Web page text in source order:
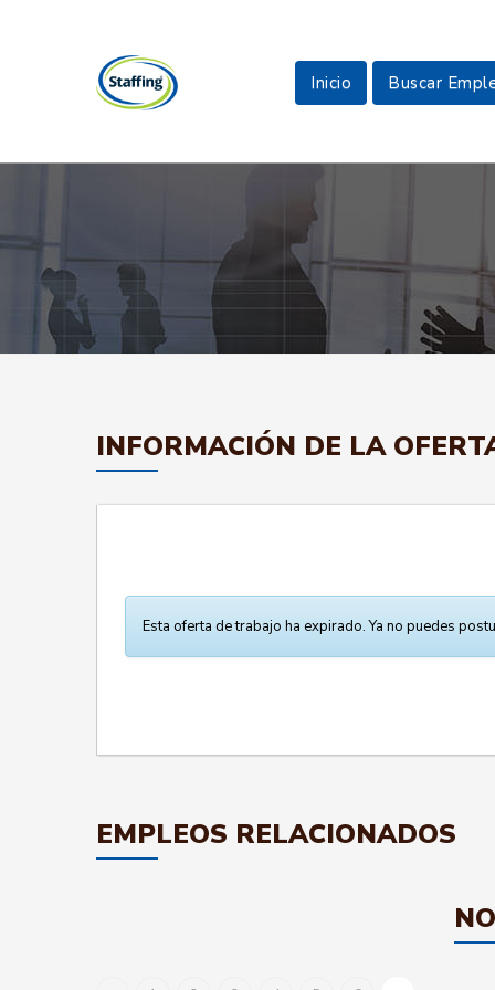
Inicio Buscar
INFORMACIÓN DE LA
Esta oferta de trabajo ha expirado. Ya no puedes
EMPLEOS RELACIONADOS